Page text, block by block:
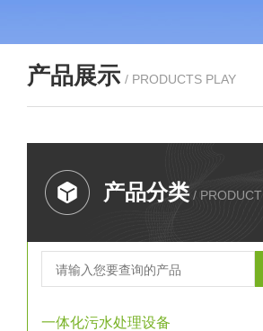
产品展示 / PRODUCTS PLAY
产品分类 / PRODUCT
一体化污水处理设备